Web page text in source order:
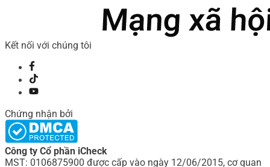
Kết nối với chúng tôi
Chứng nhận bởi
Công ty Cổ phần iCheck
MST: 0106875900 được cấp vào ngày 12/06/2015, cơ quan